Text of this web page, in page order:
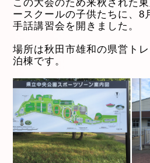
ースクールの子供たちに、8
手話講習会を開きました。
場所は秋田市雄和の県営ト
泊棟です。